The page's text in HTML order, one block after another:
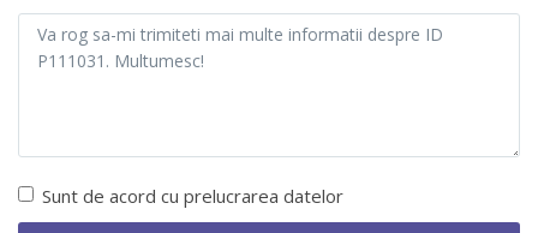
Sunt de acord cu prelucrarea datelor